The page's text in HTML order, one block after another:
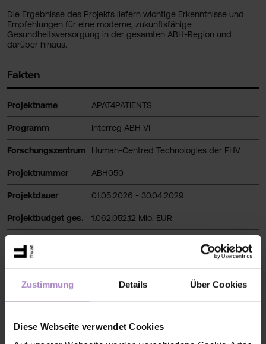
Zustimmung Details Über Cookies
Diese Webseite verwendet Cookies
Die Ergebnisse des Projekts liefern wichtige Erkenntnisse und
Empfehlungen für eine moderne, zukunftsfähige
Gesundheitsversorgung in der gesamten ABH-Region und
darüber hinaus.
Fakten
Projektname APAT4PATIENTS
Programm Interreg ABH VI
Forschungszentrum Human-Centred Technologies der FHV
Projektnummer ABH050
Projektdauer 01.05.2026 - 30.04.2029
Projektbudget ges. 1.062.052,12 Mio. EUR
Projektkoordination
Schwarzwald-Baar Klinikum